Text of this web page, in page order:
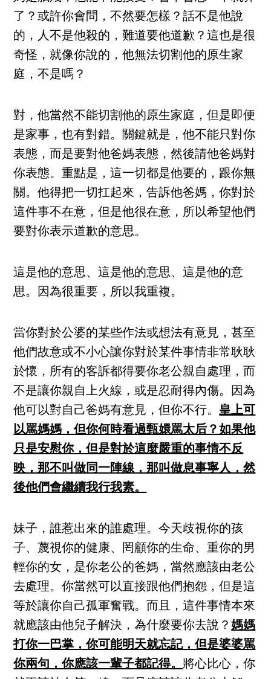
了？或許你會問，不然要怎樣？話不是他說
的，人不是他殺的，難道要他道歉？這也是很
奇怪，就像你說的，他無法切割他的原生家
庭，不是嗎？
對，他當然不能切割他的原生家庭，但是即便
是家事，也有對錯。關鍵就是，他不能只對你
表態，而是要對他爸媽表態，然後請他爸媽對
你表態。重點是，這一切都是他要的，跟你無
關。他得把一切扛起來，告訴他爸媽，你對於
這件事不在意，但是他很在意，所以希望他們
要對你表示道歉的意思。
這是他的意思、這是他的意思、這是他的意
思。因為很重要，所以我重複。
當你對於公婆的某些作法或想法有意見，甚至
他們故意或不小心讓你對於某件事情非常耿耿
於懷，所有的客訴都得要你老公親自處理，而
不是讓你親自上火線，或是忍耐得內傷。因為
他可以對自己爸媽有意見，但你不行。皇上可
以罵媽媽，但你何時看過甄嬛罵太后？如果他
只是安慰你，但是對於這麼嚴重的事情不反
映，那不叫做同一陣線，那叫做息事寧人，然
後他們會繼續我行我素。
妹子，誰惹出來的誰處理。今天歧視你的孩
子、蔑視你的健康、罔顧你的生命、重你的男
輕你的女，是你老公的爸媽，當然應該由老公
去處理。你當然可以直接跟他們抱怨，但是這
等於讓你自己孤軍奮戰。而且，這件事情本來
就應該由他兒子解決，為什麼要你去說？媽媽
打你一巴掌，你可能明天就忘記，但是婆婆罵
你兩句，你應該一輩子都記得。 將心比心，你